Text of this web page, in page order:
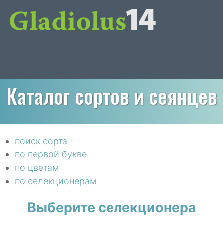
Каталог сортов и сеянцев
поиск сорта
по первой букве
по цветам
по селекционерам
Выберите селекционера